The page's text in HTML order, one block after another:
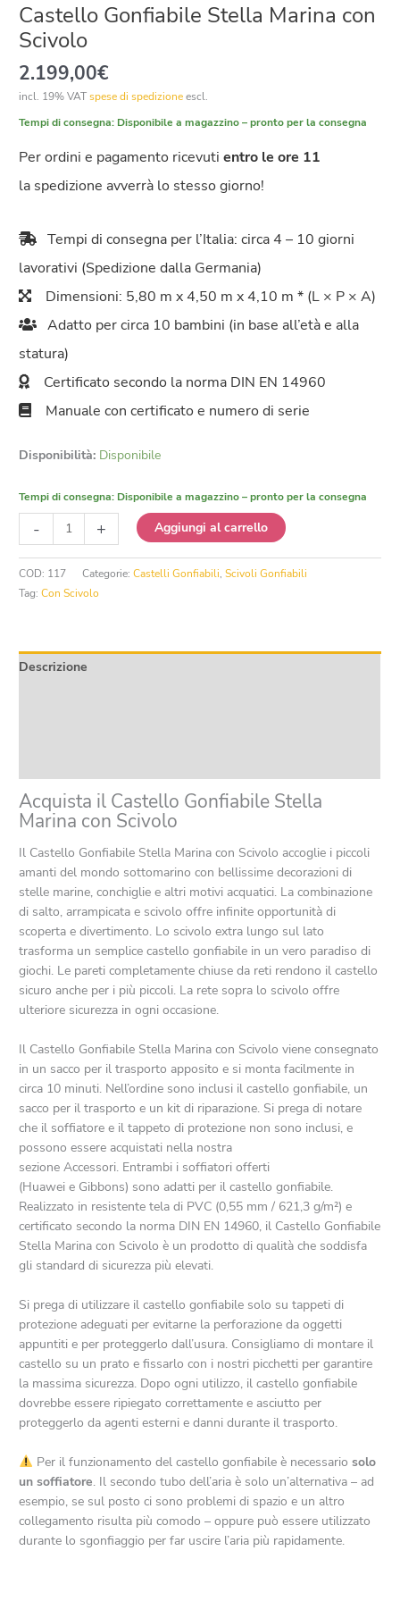
Castello Gonfiabile Stella Marina con
Scivolo
2.199,00€
incl. 19% VATspese di spedizioneescl.
Tempi di consegna: Disponibile a magazzino – pronto per la consegna
Per ordini e pagamento ricevutientro le ore 11
la spedizione avverrà lo stesso giorno!
Tempi di consegna per l’Italia: circa 4 – 10 giorni
lavorativi (Spedizione dalla Germania)
Dimensioni: 5,80 m x 4,50 m x 4,10 m * (L × P × A)
Adatto per circa 10 bambini (in base all’età e alla
statura)
Certificato secondo la norma DIN EN 14960
Manuale con certificato e numero di serie
Disponibilità: Disponibile
Tempi di consegna: Disponibile a magazzino – pronto per la consegna
-
Gonfiabile
Stella
Marina
con
+ Aggiungi al carrello
COD: 117 Categorie:Castelli Gonfiabili,Scivoli Gonfiabili
Tag:Con Scivolo
Descrizione
Acquista il Castello Gonfiabile Stella
Marina con Scivolo
Il Castello Gonfiabile Stella Marina con Scivolo accoglie i piccoli
amanti del mondo sottomarino con bellissime decorazioni di
stelle marine, conchiglie e altri motivi acquatici. La combinazione
di salto, arrampicata e scivolo offre infinite opportunità di
scoperta e divertimento. Lo scivolo extra lungo sul lato
trasforma un semplice castello gonfiabile in un vero paradiso di
giochi. Le pareti completamente chiuse da reti rendono il castello
sicuro anche per i più piccoli. La rete sopra lo scivolo offre
ulteriore sicurezza in ogni occasione.
Il Castello Gonfiabile Stella Marina con Scivolo viene consegnato
in un sacco per il trasporto apposito e si monta facilmente in
circa 10 minuti. Nell’ordine sono inclusi il castello gonfiabile, un
sacco per il trasporto e un kit di riparazione. Si prega di notare
che il soffiatore e il tappeto di protezione non sono inclusi, e
possono essere acquistati nella nostra
sezione Accessori. Entrambi i soffiatori offerti
(Huawei e Gibbons) sono adatti per il castello gonfiabile.
Realizzato in resistente tela di PVC (0,55 mm / 621,3 g/m²) e
certificato secondo la norma DIN EN 14960, il Castello Gonfiabile
Stella Marina con Scivolo è un prodotto di qualità che soddisfa
gli standard di sicurezza più elevati.
Si prega di utilizzare il castello gonfiabile solo su tappeti di
protezione adeguati per evitarne la perforazione da oggetti
appuntiti e per proteggerlo dall’usura. Consigliamo di montare il
castello su un prato e fissarlo con i nostri picchetti per garantire
la massima sicurezza. Dopo ogni utilizzo, il castello gonfiabile
dovrebbe essere ripiegato correttamente e asciutto per
proteggerlo da agenti esterni e danni durante il trasporto.
Per il funzionamento del castello gonfiabile è necessario solo
un soffiatore. Il secondo tubo dell’aria è solo un’alternativa – ad
esempio, se sul posto ci sono problemi di spazio e un altro
collegamento risulta più comodo – oppure può essere utilizzato
durante lo sgonfiaggio per far uscire l’aria più rapidamente.